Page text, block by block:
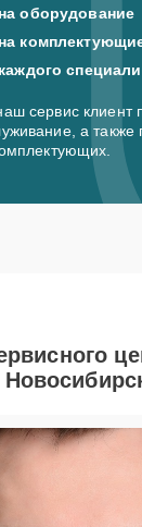
оборудование
сервис клиент
а также